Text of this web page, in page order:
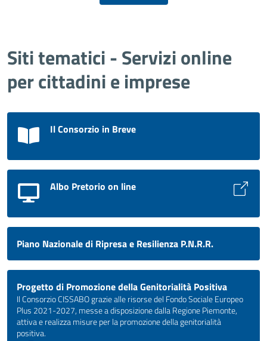
Siti tematici - Servizi online
per cittadini e imprese
Il Consorzio in Breve
Albo Pretorio on line
Piano Nazionale di Ripresa e Resilienza P.N.R.R.
Progetto di Promozione della Genitorialità Positiva
Il Consorzio CISSABO grazie alle risorse del Fondo Sociale Europeo
Plus 2021-2027, messe a disposizione dalla Regione Piemonte,
attiva e realizza misure per la promozione della genitorialità
positiva.